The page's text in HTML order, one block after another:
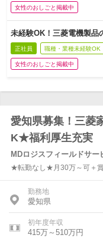
女性のおしごと掲載中
未経験OK！三菱電機製
正社員 職種・業種未経験OK
女性のおしごと掲載中
愛知県募集！三菱
K★福利厚生充実
MDロジスフィールドサー
★転勤なし★月30万～可＋
勤務地
愛知県
初年度年収
415万～510万円